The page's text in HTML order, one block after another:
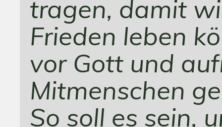
tragen, damit
Frieden leben
vor Gott und
Mitmenschen
So soll es sein,